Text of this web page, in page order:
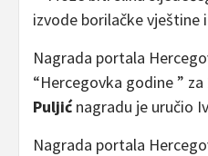
Nagrada portala
“Hercegovka godine ” za
Puljićnagradu je uručio
Nagrada portala